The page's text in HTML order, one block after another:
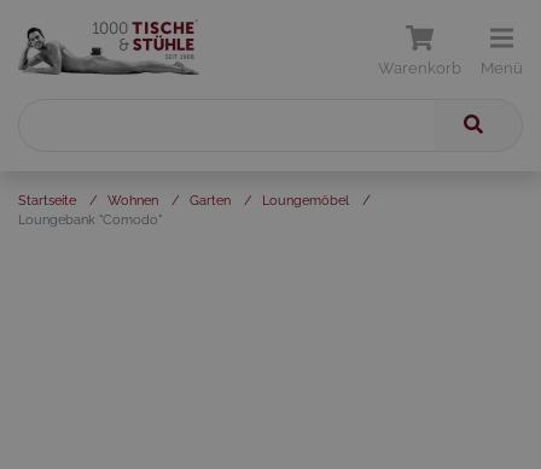
Warenkorb Menü
Startseite / Wohnen / Garten / Loungemöbel
/
Loungebank "Comodo"